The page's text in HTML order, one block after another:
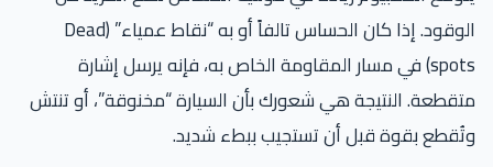
الوقود. إذا كان الحساس تالفاً أو به “نقاط عمياء” (Dead
spots) في مسار المقاومة الخاص به، فإنه يرسل إشارة
متقطعة. النتيجة هي شعورك بأن السيارة “مخنوقة”، أو تنتش
وتُقطع بقوة قبل أن تستجيب ببطء شديد.